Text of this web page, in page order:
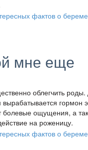
мне еще
облегчить
вырабатывается гормон
болевые ощущения, а
на роженицу.